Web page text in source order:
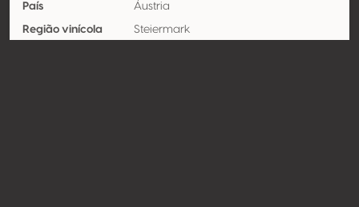
País Áustria
Região vinícola Steiermark